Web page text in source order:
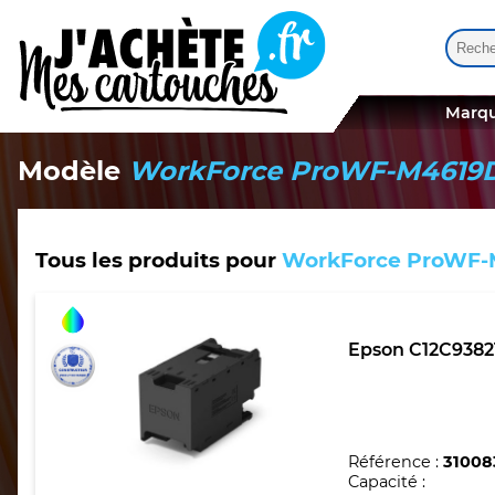
Modèle WorkForce ProWF-
Tous les produits pour WorkForce ProWF-
Epson
Référence :
Capacité :